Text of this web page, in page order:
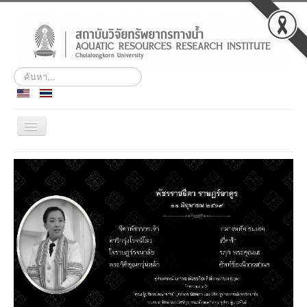
ค้นหา...
สลับ
เก
ประวัติ
พันธกิจ
บุคลากร
สถานีวิจัยฯ เกาะสีชัง
ศูนย์ฝึกอบรมและสัมมนา
ชลทัศนสถาน
ข่าวกิจกรรม